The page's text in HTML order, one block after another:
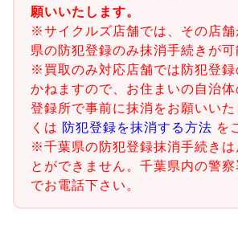
願いいたします。
※サイクルズ店舗では、その店舗
県の防犯登録のみ抹消手続きが可
※買取のみ対応店舗では防犯登録
かねますので、お住まいの自治
登録所で事前に抹消をお願いいた
くは 防犯登録を抹消する方法 を
※千葉県の防犯登録抹消手続きは
とができません。千葉県内の警察
でお電話下さい。